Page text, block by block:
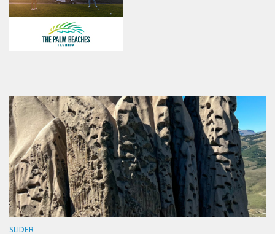
SLIDER